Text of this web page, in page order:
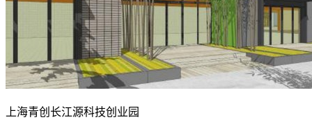
上海青创长江源科技创业园